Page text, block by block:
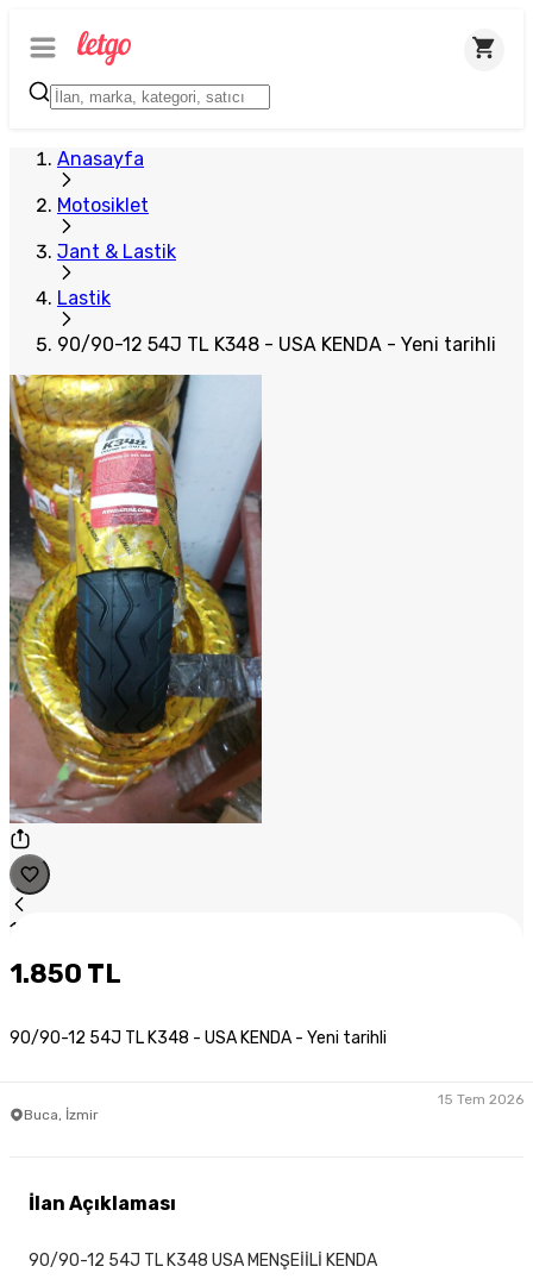
Anasayfa
Motosiklet
Jant & Lastik
Lastik
90/90-12 54J TL K348 - USA KENDA - Yeni tarihli
1
Plus Satıcı
1.850 TL
90/90-12 54J TL K348 - USA KENDA - Yeni tarihli
Buca, İzmir
15 Tem 2026
İlan Açıklaması
90/90-12 54J TL K348 USA MENŞEİİLİ KENDA